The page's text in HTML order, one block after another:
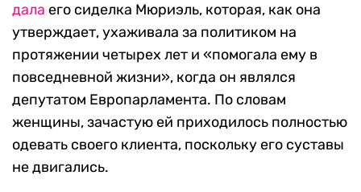
дала его сиделка Мюриэль, которая, как она
утверждает, ухаживала за политиком на
протяжении четырех лет и «помогала ему в
повседневной жизни», когда он являлся
депутатом Европарламента. По словам
женщины, зачастую ей приходилось полностью
одевать своего клиента, поскольку его суставы
не двигались.